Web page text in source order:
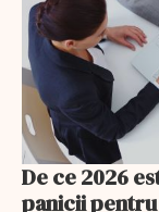
De ce 2026
panicii